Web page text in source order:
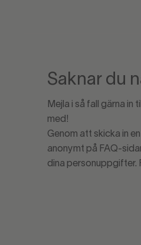
Saknar du
Mejla i så fall gärna
med!
Genom att skicka in
anonymt på FAQ-
dina personuppgifter.